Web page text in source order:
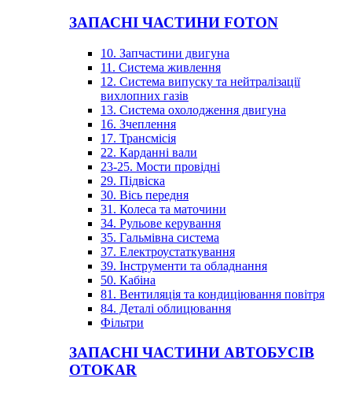
ЗАПАСНІ ЧАСТИНИ FOTON
10. Запчастини двигуна
11. Система живлення
12. Система випуску та нейтралізації
вихлопних газів
13. Система охолодження двигуна
16. Зчеплення
17. Трансмісія
22. Карданні вали
23-25. Мости провідні
29. Підвіска
30. Вісь передня
31. Колеса та маточини
34. Рульове керування
35. Гальмівна система
37. Електроустаткування
39. Інструменти та обладнання
50. Кабіна
81. Вентиляція та кондиціювання повітря
84. Деталі облицювання
Фільтри
ЗАПАСНІ ЧАСТИНИ АВТОБУСІВ
OTOKAR